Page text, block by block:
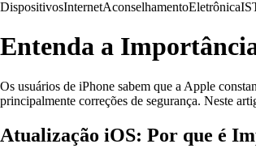
DispositivosInternetAconselhamentoEletrônica
Entenda a
Os usuários de iPhone sabem que a Apple
principalmente correções de segurança. Neste
Atualização iOS: Por que é